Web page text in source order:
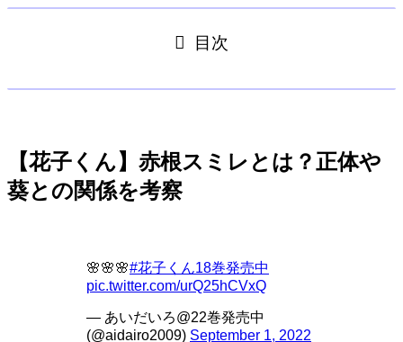
目次
【花子くん】赤根スミレとは？正体や
葵との関係を考察
🌸🌸🌸#花子くん18巻発売中
pic.twitter.com/urQ25hCVxQ
— あいだいろ@22巻発売中
(@aidairo2009) September 1, 2022